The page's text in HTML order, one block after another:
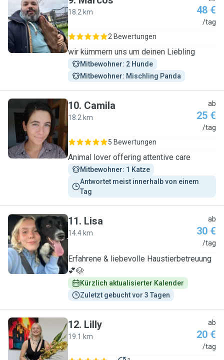
M
18.2 km 48 €
/tag
2 Bewertungen
wir kümmern uns um deinen Liebling
Mitbewohner: 2 Hunde
Mitbewohner: Mischling Panda
C
10. Camila
18.2 km
ab
25 €
/tag
5 Bewertungen
Animal lover offering attentive care
Mitbewohner: 1 Katze
Antwortet meist innerhalb von einem
Tag
L
11. Lisa
14.4 km
ab
30 €
/tag
Erfahrene & liebevolle Haustierbetreuung
💕🐶
Kürzlich aktualisierter Kalender
Zuletzt gebucht vor 3 Tagen
L
12. Lilly
19.1 km
ab
20 €
/tag